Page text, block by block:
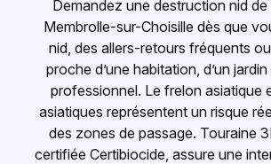
Demandez une destruction nid
Membrolle-sur-Choisille dès que
nid, des allers-retours fréquents
proche d’une habitation, d’un
professionnel. Le frelon asiatique
asiatiques représentent un risque
des zones de passage. Touraine
certifiée Certibiocide, assure une